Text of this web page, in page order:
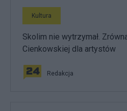
Kultura
Skolim nie wytrzymał.
Cienkowskiej dla artystów
Redakcja